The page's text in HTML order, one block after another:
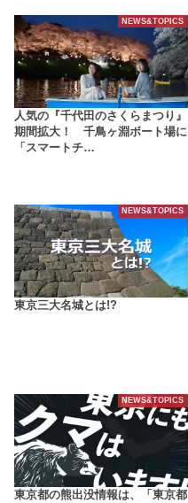
NEWS&TOPICS
人気の『千代田のさくらまつり』
期間拡大！ 千鳥ヶ淵ボート場に
「スマートチ…
NEWS&TOPICS
東京三大名城とは!?
NEWS&TOPICS
東京都の熊出没情報は、「東京都